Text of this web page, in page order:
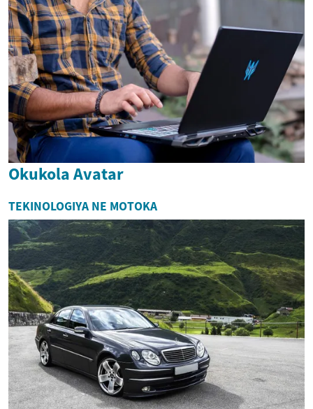
Okukola Avatar
TEKINOLOGIYA NE MOTOKA